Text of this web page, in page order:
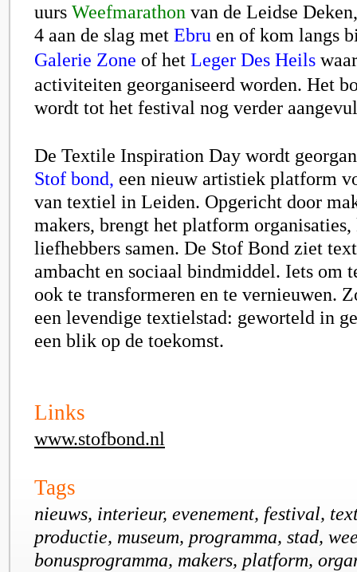
uurs Weefmarathon van de Leidse
4 aan de slag met Ebru en of kom langs
Galerie Zone of het Leger Des Heils
activiteiten georganiseerd worden. Het
wordt tot het festival nog verder
De Textile Inspiration Day wordt
Stof bond, een nieuw artistiek platform
van textiel in Leiden. Opgericht door
makers, brengt het platform organisaties,
liefhebbers samen. De Stof Bond ziet
ambacht en sociaal bindmiddel. Iets om
ook te transformeren en te vernieuwen.
een levendige textielstad: geworteld in
een blik op de toekomst.
Links
www.stofbond.nl
Tags
nieuws, interieur, evenement, festival,
productie, museum, programma, stad,
bonusprogramma, makers, platform,